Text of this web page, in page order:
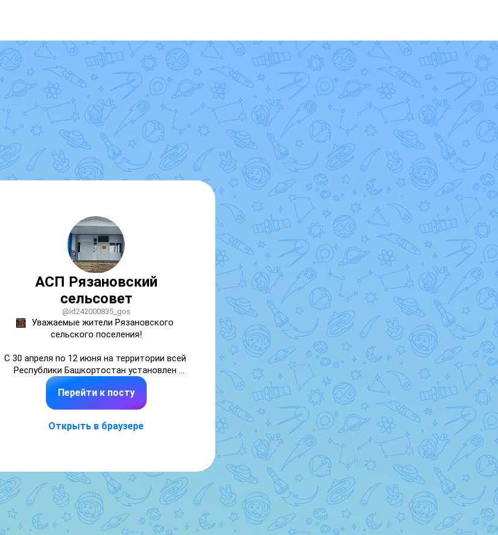
АСП Рязановский
сельсовет
@id242000835_gos
Уважаемые жители Рязановского
сельского поселения!
С 30 апреля по 12 июня на территории всей
Республики Башкортостан установлен
особый противопожарный режим. Эта мера
введена для максимального снижения
рисков возникновения как природных
нашим населенным пунктам. Повышенная
В связи с этим, на территории нашего
сельского поселения продолжаются
активные профилактические рейды. Особое
внимание уделяется соблюдению
Перейти к посту
Открыть в браузере